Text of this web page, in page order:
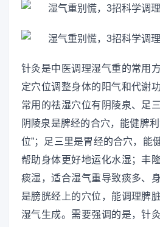
针灸是中医调理湿气重的常用
定穴位调整身体的阳气和代谢
常用的祛湿穴位有阴陵泉、足
阴陵泉是脾经的合穴，能健脾
位”；足三里是胃经的合穴，能
帮助身体更好地运化水湿；丰
痰湿，适合湿气重导致痰多、
是膀胱经上的穴位，能调理脾
湿气生成。需要强调的是，针